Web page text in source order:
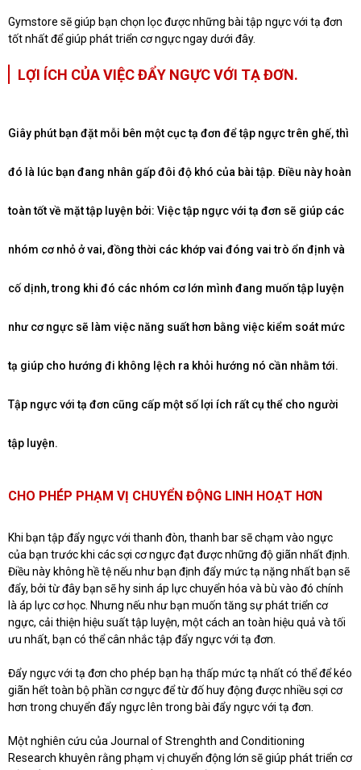
Gymstore sẽ giúp bạn chọn lọc được những bài tập ngực với tạ đơn
tốt nhất để giúp phát triển cơ ngực ngay dưới đây.
LỢI ÍCH CỦA VIỆC ĐẨY NGỰC VỚI TẠ ĐƠN.
Giây phút bạn đặt mỗi bên một cục tạ đơn để tập ngực trên ghế, thì
đó là lúc bạn đang nhân gấp đôi độ khó của bài tập. Điều này hoàn
toàn tốt về mặt tập luyện bởi: Việc tập ngực với tạ đơn sẽ giúp các
nhóm cơ nhỏ ở vai, đồng thời các khớp vai đóng vai trò ổn định và
cố dịnh, trong khi đó các nhóm cơ lớn mình đang muốn tập luyện
như cơ ngực sẽ làm việc năng suất hơn bằng việc kiểm soát mức
tạ giúp cho hướng đi không lệch ra khỏi hướng nó cần nhằm tới.
Tập ngực với tạ đơn cũng cấp một số lợi ích rất cụ thể cho người
tập luyện.
CHO PHÉP PHẠM VỊ CHUYỂN ĐỘNG LINH HOẠT HƠN
Khi bạn tập đẩy ngực với thanh đòn, thanh bar sẽ chạm vào ngực
của bạn trước khi các sợi cơ ngực đạt được những độ giãn nhất định.
Điều này không hề tệ nếu như bạn định đẩy mức tạ nặng nhất bạn sẽ
đẩy, bởi từ đây bạn sẽ hy sinh áp lực chuyển hóa và bù vào đó chính
là áp lực cơ học. Nhưng nếu như bạn muốn tăng sự phát triển cơ
ngực, cải thiện hiệu suất tập luyện, một cách an toàn hiệu quả và tối
ưu nhất, bạn có thể cân nhắc tập đẩy ngực với tạ đơn.
Đẩy ngực với tạ đơn cho phép bạn hạ thấp mức tạ nhất có thể để kéo
giãn hết toàn bộ phần cơ ngực để từ đố huy động được nhiều sợi cơ
hơn trong chuyển đẩy ngực lên trong bài đẩy ngực với tạ đơn.
Một nghiên cứu của Journal of Strenghth and Conditioning
Research khuyên rằng phạm vị chuyển động lớn sẽ giúp phát triển cơ